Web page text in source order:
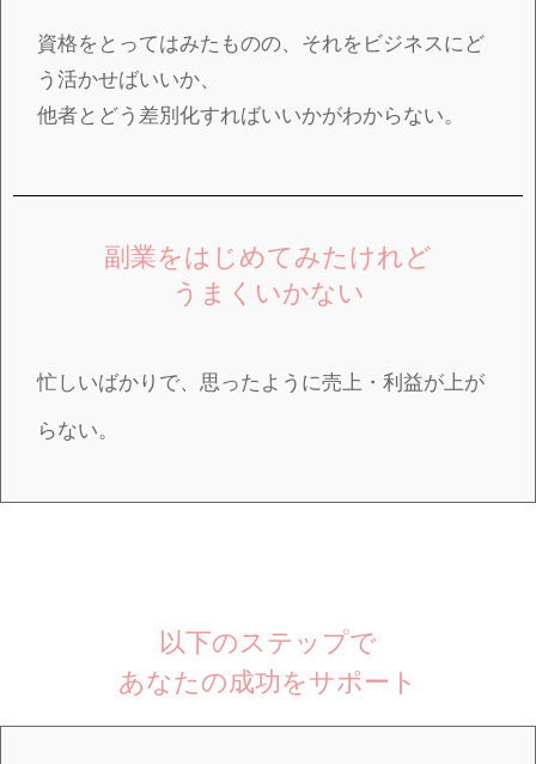
資格をとってはみたものの、それをビジネスにど
う活かせばいいか、
他者とどう差別化すればいいかがわからない。
副業をはじめてみたけれど
うまくいかない
忙しいばかりで、思ったように売上・利益が上が
らない。
以下のステップで
あなたの成功をサポート